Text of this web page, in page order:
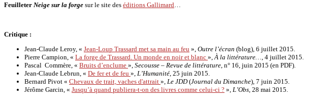
Feuilleter Neige sur la forge sur le site des éditions Gallimard
Critique :
Jean-Claude Leroy, « Jean-Loup Trassard met sa main au feu », Outre l’écran (blog), 6 juillet 2015.
Pierre Campion, « La forge de Trassard. Un monde en noir et blanc », À la littérature…
, 4 juillet 2015.
Pascal Commère, « Bruits d’enclume », Secousse – Revue de littérature , n° 16, juin 2015 (en PDF).
Jean-Claude Lebrun, « De fer et de feu », L’Humanité , 25 juin 2015.
Bernard Pivot « Chevaux de trait, vaches d'attrait », Le JDD(Journal du Dimanche), 7 juin 2015.
Jérôme Garcin, « Jusqu’à quand publiera-t-on des livres comme celui-ci ? », L’Obs , 28 mai 2015.